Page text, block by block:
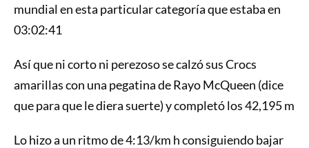
mundial en esta particular categoría que estaba en
03:02:41
Así que ni corto ni perezoso se calzó sus Crocs
amarillas con una pegatina de Rayo McQueen (dice
que para que le diera suerte) y completó los 42,195 m
Lo hizo a un ritmo de 4:13/km h consiguiendo bajar